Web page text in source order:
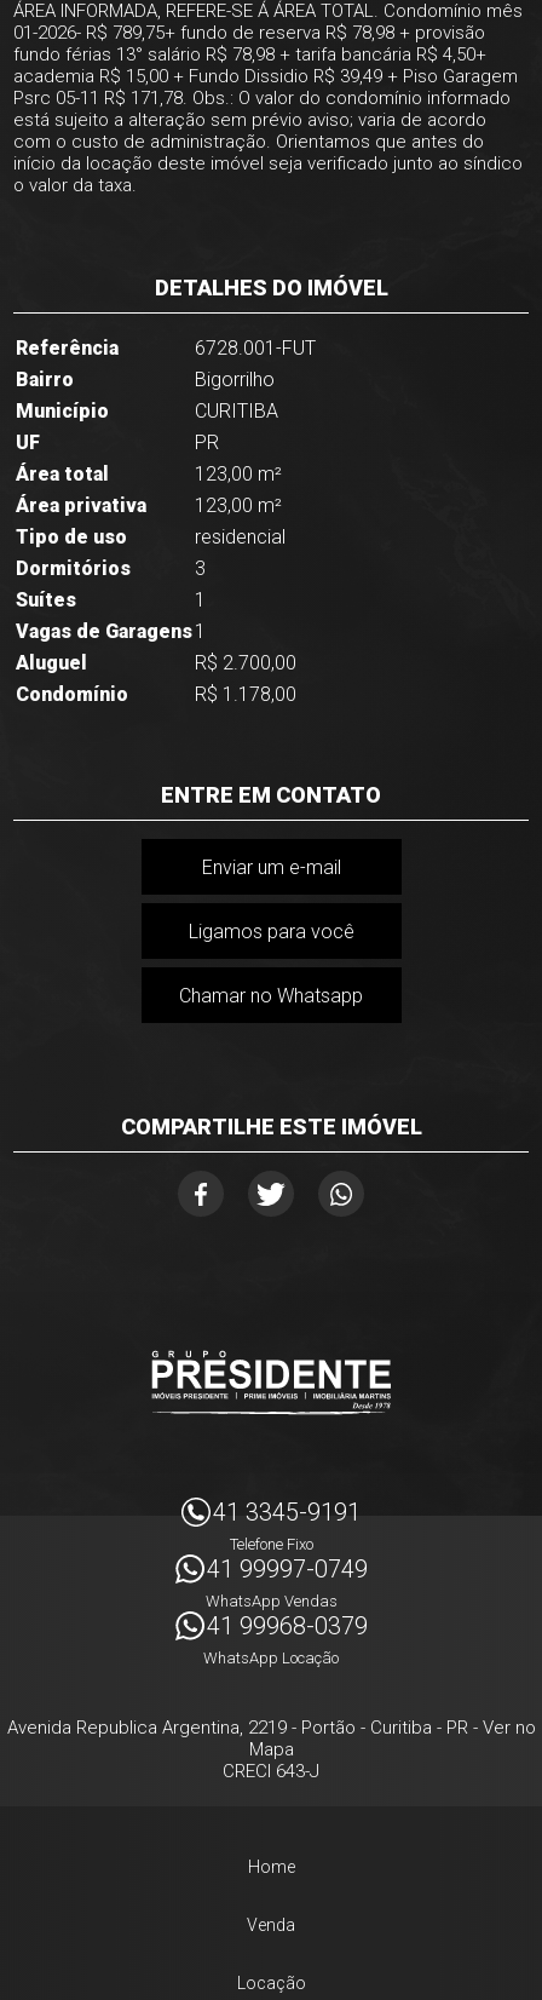
ÁREA INFORMADA, REFERE-SE Á ÁREA TOTAL. Condomínio mês
01-2026- R$ 789,75+ fundo de reserva R$ 78,98 + provisão
fundo férias 13° salário R$ 78,98 + tarifa bancária R$ 4,50+
academia R$ 15,00 + Fundo Dissidio R$ 39,49 + Piso Garagem
Psrc 05-11 R$ 171,78. Obs.: O valor do condomínio informado
está sujeito a alteração sem prévio aviso; varia de acordo
com o custo de administração. Orientamos que antes do
início da locação deste imóvel seja verificado junto ao síndico
o valor da taxa.
DETALHES DO IMÓVEL
Referência
6728.001-FUT
Bairro
Bigorrilho
Município
CURITIBA
UF
PR
Área total
123,00 m²
Área privativa
123,00 m²
Tipo de uso
residencial
Dormitórios
3
Suítes
1
Vagas de Garagens1
Aluguel
R$ 2.700,00
Condomínio
R$ 1.178,00
ENTRE EM CONTATO
Enviar um e-mail
Ligamos para você
Chamar no Whatsapp
COMPARTILHE ESTE IMÓVEL
41 3345-9191
Telefone Fixo
41 99997-0749
WhatsApp Vendas
41 99968-0379
WhatsApp Locação
Avenida Republica Argentina, 2219- Portão - Curitiba - PR- Ver no
Mapa
CRECI 643-J
Home
Venda
Locação